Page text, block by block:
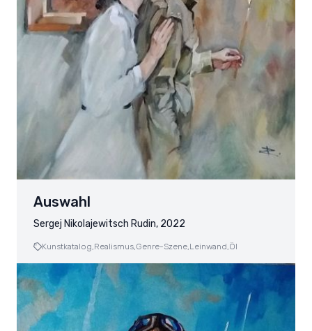
Auswahl
Sergej Nikolajewitsch Rudin, 2022
Kunstkatalog,Realismus,Genre-Szene,Leinwand,Öl